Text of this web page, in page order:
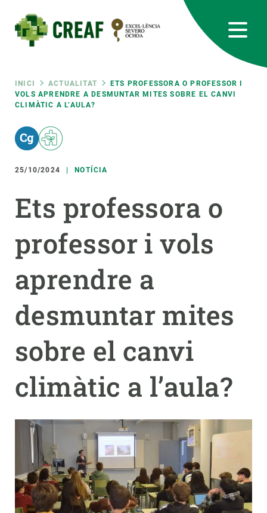
contingut
Fil
d'ariadna
INICI ACTUALITAT
ETS PROFESSORA O PROFESSOR I
VOLS APRENDRE A DESMUNTAR MITES SOBRE EL CANVI
CLIMÀTIC A L’AULA?
25/10/2024 NOTÍCIA
Ets professora o
professor i vols
aprendre a
desmuntar mites
sobre el canvi
climàtic a l’aula?
RRSS
Featured
responsive
Responsive
menu
RECERCA
CIÈNCIA EN ACCIÓ
PARTICIPA
NOTÍCIES I AGENDA